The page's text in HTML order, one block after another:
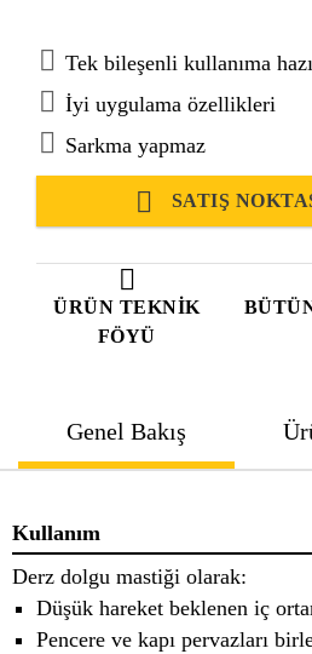
ÜRÜN TEKNIK
FÖYÜ
Tek bileşenli kullanıma
İyi uygulama özellikleri
Sarkma yapmaz
SATIŞ
Genel Bakış
Kullanım
Derz dolgu mastiği olarak:
Düşük hareket beklenen iç
Pencere ve kapı pervazları